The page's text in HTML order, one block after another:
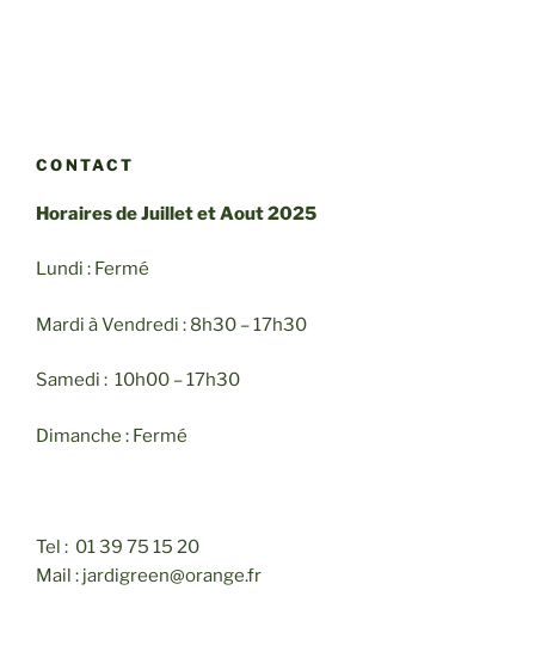
CONTACT
Horaires de Juillet et Aout 2025
Lundi : Fermé
Mardi à Vendredi : 8h30 – 17h30
Samedi : 10h00 – 17h30
Dimanche : Fermé
Tel : 01 39 75 15 20
Mail : jardigreen@orange.fr